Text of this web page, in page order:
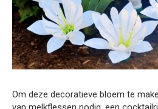
Om deze decoratieve bloem te